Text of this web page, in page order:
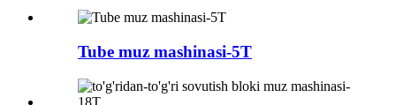
Tube muz mashinasi-5T